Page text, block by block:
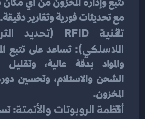
مع تحديثات فورية وتقارير دقيقة.
اللاسلكي)
المخزون.
أنظمة الروبوتات والأتمتة